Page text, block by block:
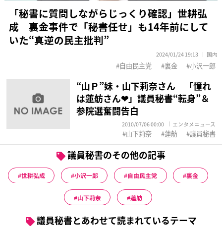
「秘書に質問しながらじっくり確認」世耕弘
成 裏金事件で「秘書任せ」も14年前にして
いた“真逆の民主批判”
2024/01/24 19:13 国内
自由民主党 裏金 小沢一郎
“山Ｐ”妹・山下莉奈さん 「憧れ
は蓮舫さん❤」議員秘書“転身”＆
参院選奮闘告白
2010/07/06 00:00 エンタメニュース
山下莉奈 蓮舫 議員秘書
議員秘書のその他の記事
世耕弘成 小沢一郎 自由民主党 裏金
山下莉奈 蓮舫
議員秘書とあわせて読まれているテーマ